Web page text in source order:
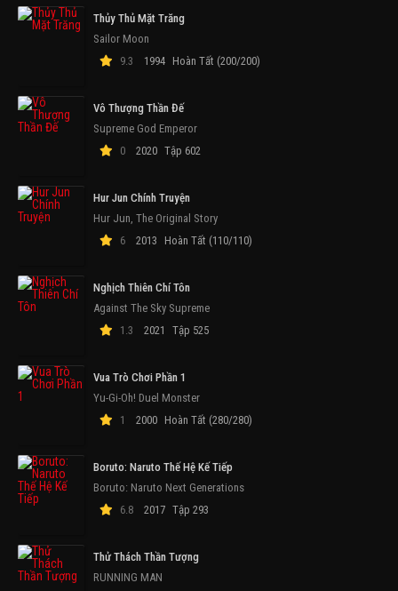
Thủy Thủ Mặt Trăng
Sailor Moon
9.3
1994 Hoàn Tất (200/200)
Vô Thượng Thần Đế
Supreme God Emperor
0
2020 Tập 602
Hur Jun Chính Truyện
Hur Jun, The Original Story
6
2013 Hoàn Tất (110/110)
Nghịch Thiên Chí Tôn
Against The Sky Supreme
1.3
2021 Tập 525
Vua Trò Chơi Phần 1
Yu-Gi-Oh! Duel Monster
1
2000 Hoàn Tất (280/280)
Boruto: Naruto Thế Hệ Kế Tiếp
Boruto: Naruto Next Generations
6.8
2017 Tập 293
Thử Thách Thần Tượng
RUNNING MAN